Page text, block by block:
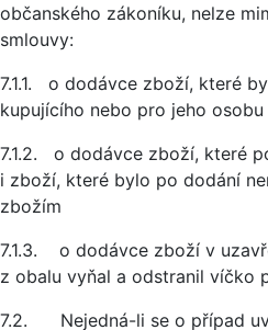
občanského zákoníku, nelze
smlouvy:
7.1.1. o dodávce zboží, které
kupujícího nebo pro jeho osobu
7.1.2. o dodávce zboží, které
i zboží, které bylo po dodání
zbožím
7.1.3. o dodávce zboží v
z obalu vyňal a odstranil víčko
7.2. Nejedná-li se o případ